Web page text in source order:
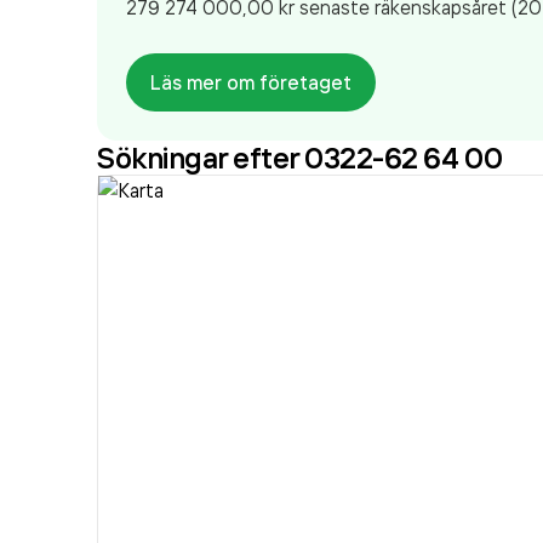
279 274 000,00 krsenaste räkenskapsåret
Läs mer om företaget
Sökningar efter 0322-62 64 00